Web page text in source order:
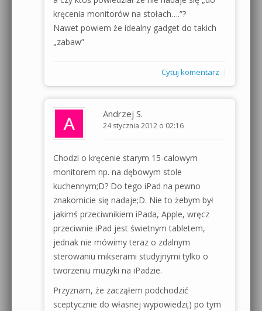
kręcenia monitorów na stołach….”?
Nawet powiem że idealny gadget do takich
„zabaw”
Cytuj komentarz
Andrzej S.
24 stycznia 2012 o 02:16
Chodzi o kręcenie starym 15-calowym
monitorem np. na dębowym stole
kuchennym;D? Do tego iPad na pewno
znakomicie się nadaje;D. Nie to żebym był
jakimś przeciwnikiem iPada, Apple, wręcz
przeciwnie iPad jest świetnym tabletem,
jednak nie mówimy teraz o zdalnym
sterowaniu mikserami studyjnymi tylko o
tworzeniu muzyki na iPadzie.
Przyznam, że zacząłem podchodzić
sceptycznie do własnej wypowiedzi;) po tym